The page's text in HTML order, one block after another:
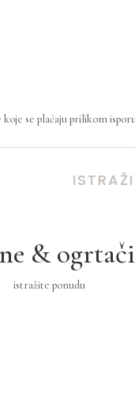
se plaćaju prilikom
& ogrtači
istražite ponudu